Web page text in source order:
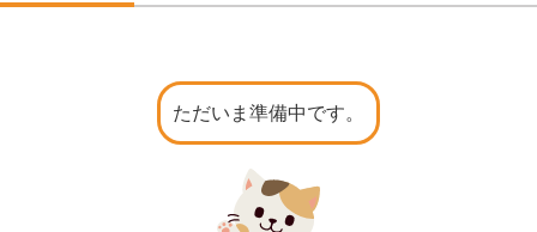
ただいま準備中です。